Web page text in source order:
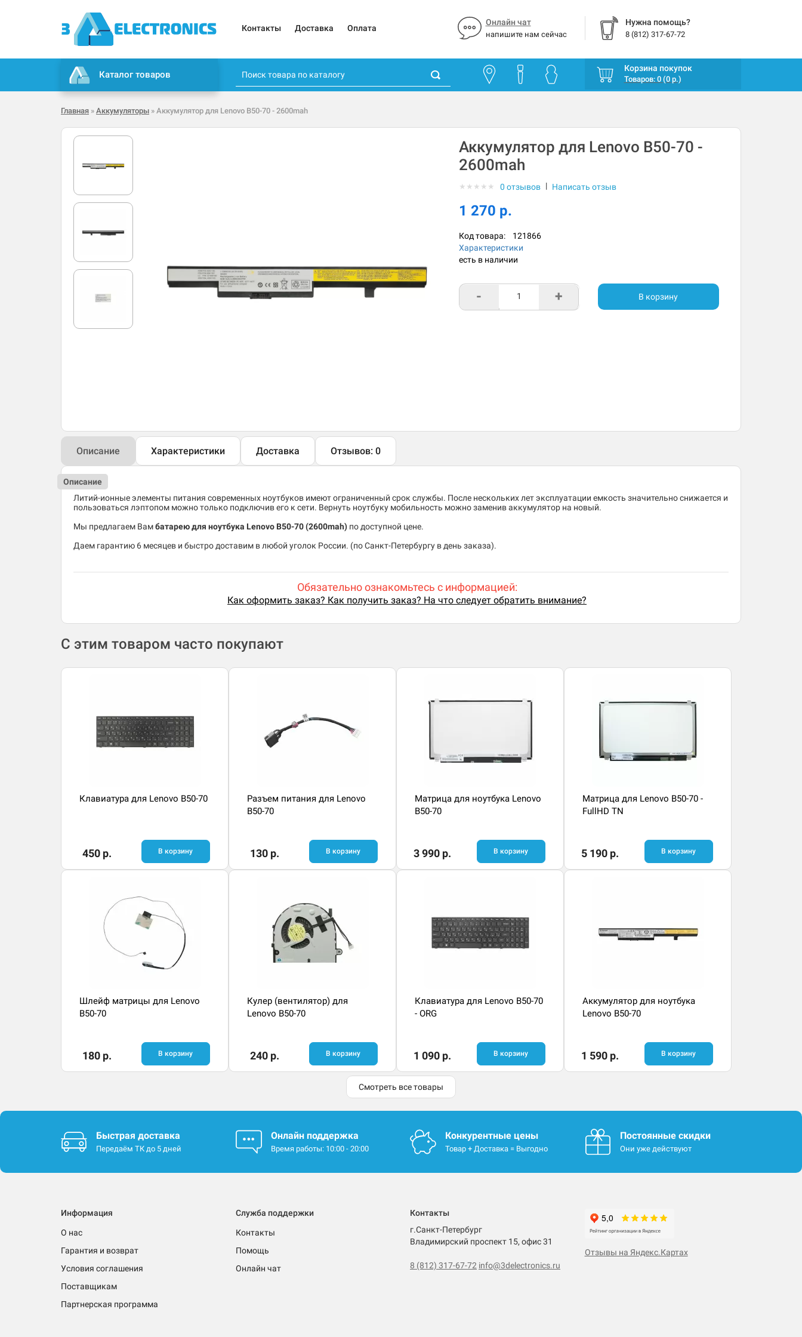
Контакты Доставка Оплата
Онлайн чат
напишите нам сейчас
Нужна помощь?
8 (812) 317-67-72
Каталог товаров
Корзина покупок
Товаров: 0 (0 р.)
Главная » Аккумуляторы » Аккумулятор для Lenovo B50-70 - 2600mah
Аккумулятор для Lenovo B50-70 -
2600mah
★ ★ ★ ★ ★ 0 отзывов | Написать отзыв
1 270 р.
Код товара: 121866
Характеристики
есть в наличии
- + В корзину
Описание Характеристики Доставка Отзывов: 0
Описание
Литий-ионные элементы питания современных ноутбуков имеют ограниченный срок службы. После нескольких лет эксплуатации емкость значительно снижается и
пользоваться лэптопом можно только подключив его к сети. Вернуть ноутбуку мобильность можно заменив аккумулятор на новый.
Мы предлагаем Вамбатарею для ноутбука Lenovo B50-70 (2600mah) по доступной цене.
Даем гарантию 6 месяцев и быстро доставим в любой уголок России. (по Санкт-Петербургу в день заказа).
Обязательно ознакомьтесь с информацией:
Как оформить заказ? Как получить заказ? На что следует обратить внимание?
С этим товаром часто покупают
Клавиатура для Lenovo B50-70
450 р. В корзину
Разъем питания для Lenovo
B50-70
130 р. В корзину
Матрица для ноутбука Lenovo
B50-70
3 990 р. В корзину
Матрица для Lenovo B50-70 -
FullHD TN
5 190 р. В корзину
Шлейф матрицы для Lenovo
B50-70
180 р. В корзину
Кулер (вентилятор) для
Lenovo B50-70
240 р. В корзину
Клавиатура для Lenovo B50-70
- ORG
1 090 р. В корзину
Аккумулятор для ноутбука
Lenovo B50-70
1 590 р. В корзину
Смотреть все товары
Быстрая доставка
Передаём ТК до 5 дней
Онлайн поддержка
Время работы: 10:00 - 20:00
Конкурентные цены
Товар + Доставка = Выгодно
Постоянные скидки
Они уже действуют
Информация
О нас
Гарантия и возврат
Условия соглашения
Поставщикам
Партнерская программа
Служба поддержки
Контакты
Помощь
Онлайн чат
Контакты
г.Санкт-Петербург
Владимирский проспект 15, офис 31
8 (812) 317-67-72 info@3delectronics.ru
Отзывы на Яндекс.Картах